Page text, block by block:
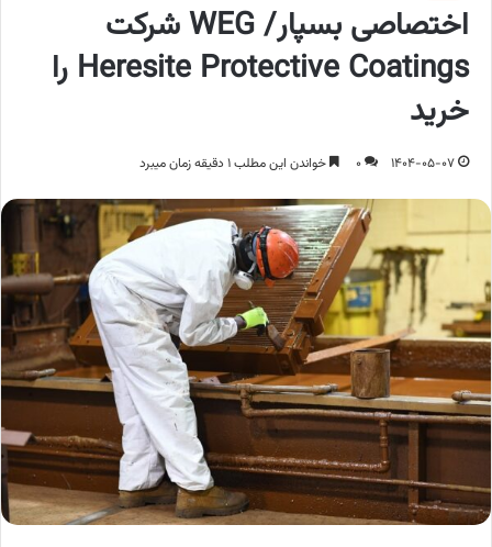
اختصاصی بسپار/ WEG شرکت
Heresite Protective Coatings را
خرید
1404-05-07
0 خواندن این مطلب 1 دقیقه زمان میبرد